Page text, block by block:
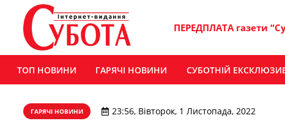
ПЕРЕДПЛАТА газети
ТОП НОВИНИ ГАРЯЧІ НОВИНИ СУБОТНІЙ
ГАРЯЧІ НОВИНИ 23:56, Вівторок, 1 Листопада, 2022